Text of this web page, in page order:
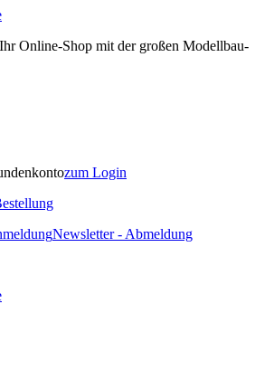
Online-Shop mit der großen Modellbau-
zum Login
Newsletter - Abmeldung